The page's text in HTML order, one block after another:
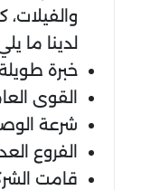
لدينا ما
خبرة
القوى
شرعة
الفروع
قامت